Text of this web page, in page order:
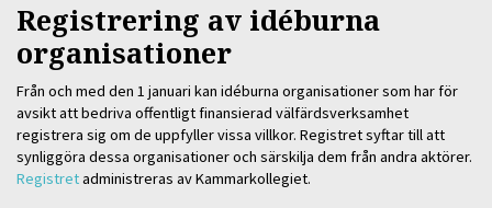
Registrering av idéburna
organisationer
Från och med den 1 januari kan idéburna organisationer som har för
avsikt att bedriva offentligt finansierad välfärdsverksamhet
registrera sig om de uppfyller vissa villkor. Registret syftar till att
synliggöra dessa organisationer och särskilja dem från andra aktörer.
Registretadministreras av Kammarkollegiet.